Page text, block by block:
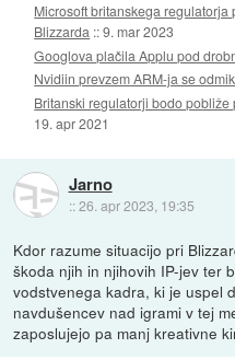
Microsoft britanskega
Blizzarda ::9. mar 2023
Googlova plačila Applu pod
Nvidiin prevzem ARM-ja se
Britanski regulatorji bodo
19. apr 2021
Jarno
::26. apr 2023, 19:35
Kdor razume situacijo pri
škoda njih in njihovih IP-jev ter
vodstvenega kadra, ki je uspel
navdušencev nad igrami v tej
zaposlujejo pa manj kreativne